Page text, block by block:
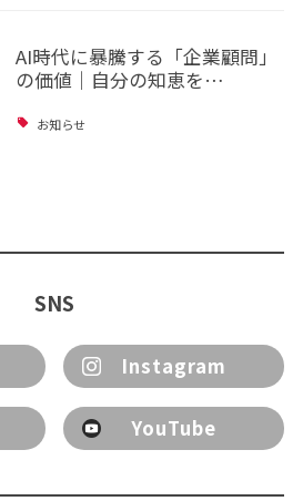
AI時代に暴騰する「企業顧問」
の価値｜自分の知恵を…
お知らせ
SNS
Instagram
YouTube